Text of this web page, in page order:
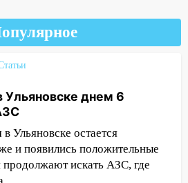
Евро 3, Евро 4
Рябикова автомобиль
список АЗС
опасность
районе утонул
Ульяновске днем 6
Ульяновске остается
и появились положительные
продолжают искать АЗС, где